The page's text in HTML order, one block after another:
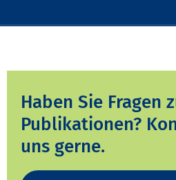
Haben Sie Fragen
Publikationen?
uns gerne.